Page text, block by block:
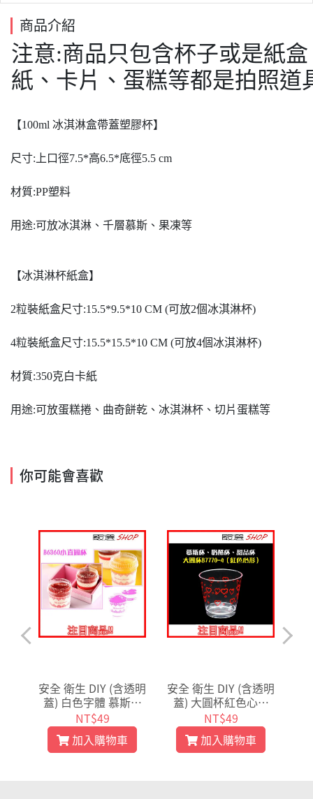
商品介紹
注意:商品只包含杯子或是紙
紙、卡片、蛋糕等都是
【100ml 冰淇淋盒帶蓋塑膠杯】
尺寸:上口徑7.5*高6.5*底徑5.5 cm
材質:PP塑料
用途:可放冰淇淋、千層慕斯、果凍等
【冰淇淋杯紙盒】
2粒裝紙盒尺寸:15.5*9.5*10 CM (可放2個冰淇淋杯)
4粒裝紙盒尺寸:15.5*15.5*10 CM (可放4個冰淇淋杯)
材質:350克白卡紙
用途:可放蛋糕捲、曲奇餅乾、冰淇淋杯、切片蛋糕等
你可能會喜歡
安全 衛生 DIY (含透明
蓋) 白色字體 慕斯杯
奶酪杯 果凍杯/小直圓
杯 10入 D63603
NT$49
加入購物車
安全 衛生 DIY (含透明
蓋) 大圓杯紅色心形
慕斯杯 奶酪杯果凍杯/
圓杯 10入D77704
NT$49
加入購物車